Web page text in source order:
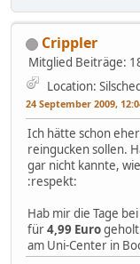
Crippler
Mitglied Beiträge:
Location:
24 September 2009,
Ich hätte schon
reingucken sollen.
gar nicht kannte,
:respekt:
Hab mir die Tage
für4,99 Euro
am Uni-Center in